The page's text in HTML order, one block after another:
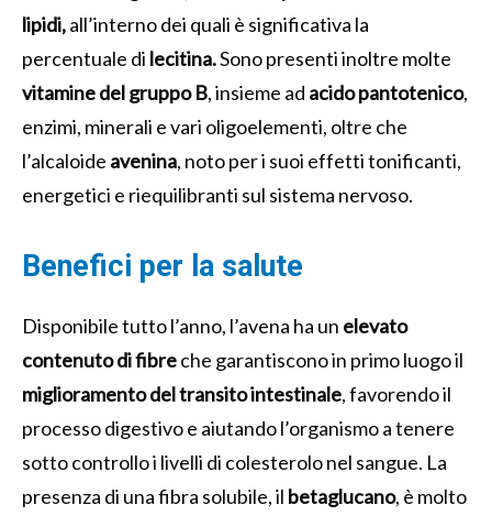
lipidi,all’interno dei quali è significativa la
percentuale di lecitina.Sono presenti inoltre molte
vitamine del gruppo B, insieme ad acido pantotenico,
enzimi, minerali e vari oligoelementi, oltre che
l’alcaloide avenina, noto per i suoi effetti tonificanti,
energetici e riequilibranti sul sistema nervoso.
Benefici per la salute
Disponibile tutto l’anno, l’avena ha un elevato
contenuto di fibreche garantiscono in primo luogo il
miglioramento del transito intestinale, favorendo il
processo digestivo e aiutando l’organismo a tenere
sotto controllo i livelli di colesterolo nel sangue. La
presenza di una fibra solubile, il betaglucano, è molto